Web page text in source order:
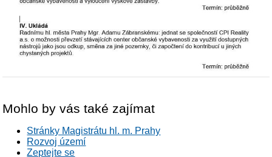
Mohlo by vás také zajímat
Stránky Magistrátu hl. m. Prahy
Rozvoj území
Zeptejte se